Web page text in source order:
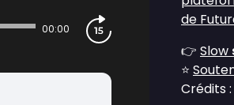
00:00
de
👉 Slow
⭐
Crédits :